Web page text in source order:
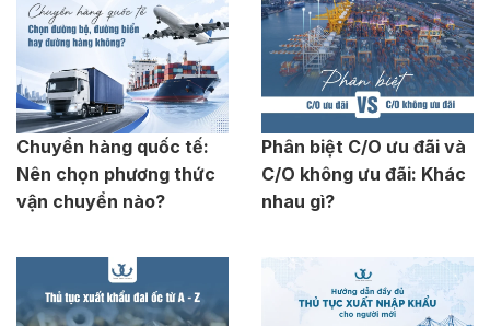
Chuyển hàng quốc tế:
Nên chọn phương thức
vận chuyển nào?
Phân biệt C/O ưu đãi và
C/O không ưu đãi: Khác
nhau gì?